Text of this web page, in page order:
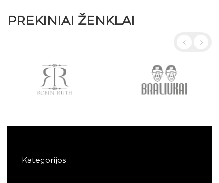
PREKINIAI ŽENKLAI
Kategorijos